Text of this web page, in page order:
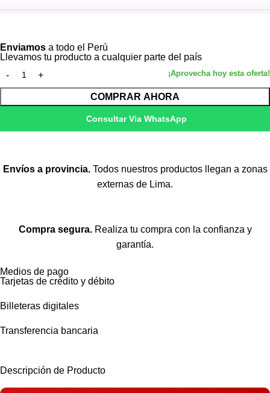
Enviamos a todo el Perú
Llevamos tu producto a cualquier parte del país
COMPRAR AHORA
Consultar Via WhatsApp
Envíos a provincia.Todos nuestros productos llegan a zonas
externas de Lima.
Compra segura.Realiza tu compra con la confianza y
garantía.
Medios de pago
Tarjetas de crédito y débito
Billeteras digitales
Transferencia bancaria
Descripción de Producto